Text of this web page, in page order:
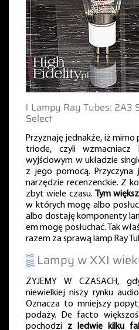
‖ Lampy Ray Tubes: 2A3
Select
Przyznaję jednakże, iż mimo
triode, czyli
wyjściowym w układzie
z jego pomocą.
narzędzie recenzenckie. Z
zbyt wiele czasu.
Tym
w których mogę albo
albo dostaję komponenty
em mogę posłuchać. Tak
razem za sprawą lamp Ray
▒Lampy w XXI
ŻYJEMY W CZASACH,
niewielkiej niszy rynku
Oznacza to mniejszy
podaży. De facto
pochodzi z ledwie kilku